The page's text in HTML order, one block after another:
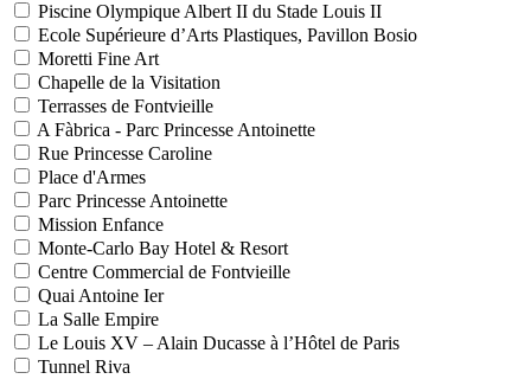
Piscine Olympique Albert II du Stade Louis II
Ecole Supérieure d’Arts Plastiques, Pavillon Bosio
Moretti Fine Art
Chapelle de la Visitation
Terrasses de Fontvieille
A Fàbrica - Parc Princesse Antoinette
Rue Princesse Caroline
Place d'Armes
Parc Princesse Antoinette
Mission Enfance
Monte-Carlo Bay Hotel & Resort
Centre Commercial de Fontvieille
Quai Antoine Ier
La Salle Empire
Le Louis XV – Alain Ducasse à l’Hôtel de Paris
Tunnel Riva